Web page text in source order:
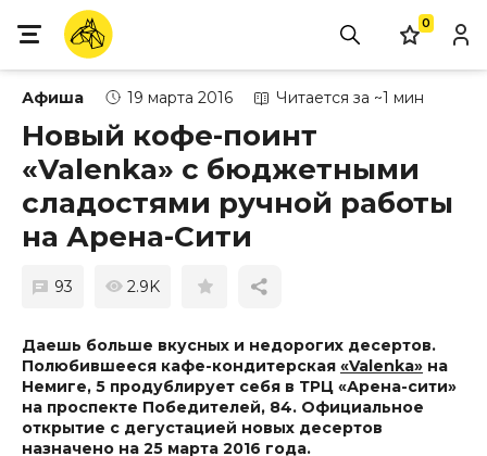
0
Афиша 19 марта 2016 Читается за ~1 мин
Новый кофе-поинт
«Valenka» с бюджетными
сладостями ручной работы
на Арена-Сити
93 2.9K
Даешь больше вкусных и недорогих десертов.
Полюбившееся кафе-кондитерская «Valenka» на
Немиге, 5 продублирует себя в ТРЦ «Арена-сити»
на проспекте Победителей, 84. Официальное
открытие с дегустацией новых десертов
назначено на 25 марта 2016 года.